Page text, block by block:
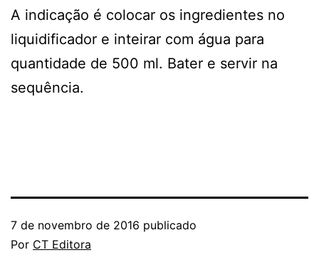
A indicação é colocar os ingredientes no
liquidificador e inteirar com água para
quantidade de 500 ml. Bater e servir na
sequência.
7 de novembro de 2016 publicado
Por CT Editora